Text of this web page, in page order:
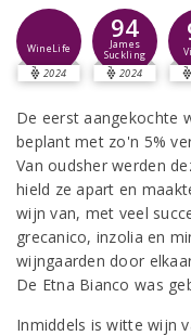
WineLife
2024
94
James
Suckling
2024
De eerst aangekochte
beplant met zo'n 5%
Van oudsher werden
hield ze apart en
wijn van, met veel
grecanico, inzolia en
wijngaarden door
De Etna Bianco was
Inmiddels is witte wijn